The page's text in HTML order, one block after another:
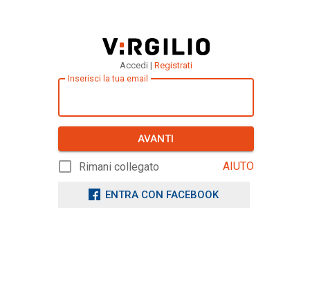
Accedi | Registrati
Inserisci la tua email
AVANTI
Rimani collegato AIUTO
ENTRA CON FACEBOOK